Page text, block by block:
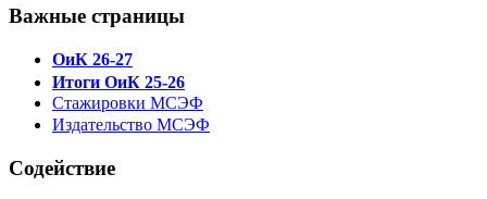
Важные страницы
ОиК 26-27
Итоги ОиК 25-26
Стажировки МСЭФ
Издательство МСЭФ
Содействие